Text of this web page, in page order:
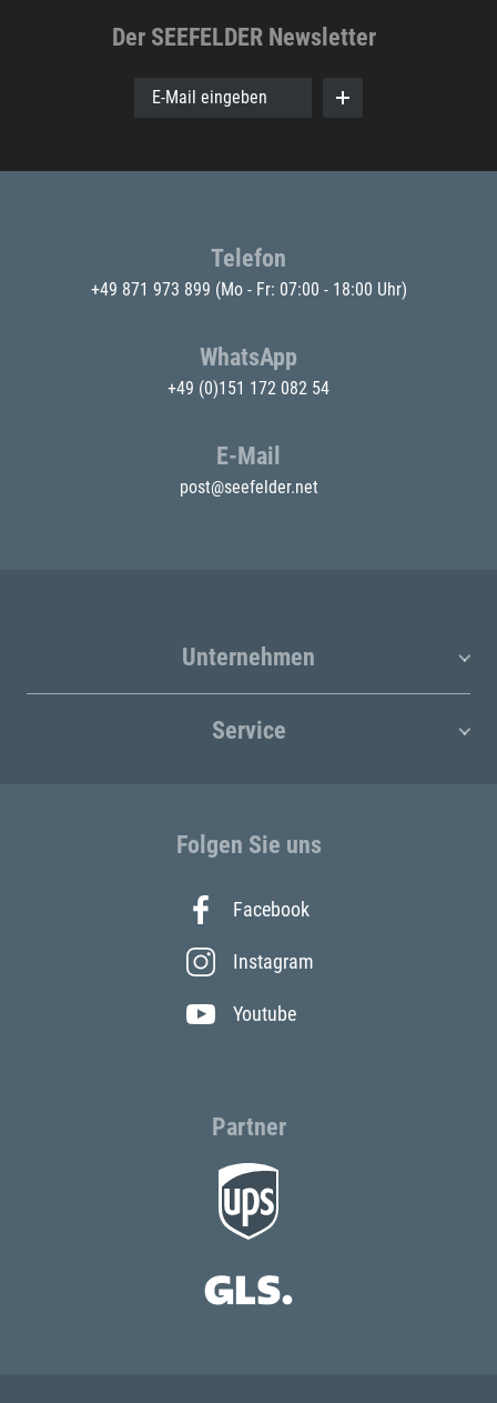
Der SEEFELDER Newsletter
E-Mail eingeben
Telefon
+49 871 973 899 (Mo - Fr: 07:00 - 18:00 Uhr)
WhatsApp
+49 (0)151 172 082 54
E-Mail
post@seefelder.net
Unternehmen
Service
Folgen Sie uns
Facebook
Instagram
Youtube
Partner